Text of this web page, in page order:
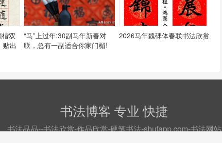
双
贴出
“马”上过年:30副马年新春对
联，总有一副适合你家门楣!
2026马年魏碑体春联书法欣赏
书法博客 专业 快捷
书法品品--书法欣赏-作品欣赏-硬笔书法-shufapp.com-书法网站